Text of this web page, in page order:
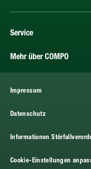
Service
Mehr über COMPO
Impressum
Datenschutz
Informationen
Cookie-Einstellungen